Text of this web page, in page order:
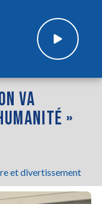
VA
»
et divertissement